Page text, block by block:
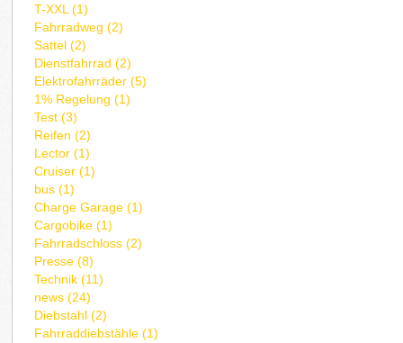
T-XXL (1)
Fahrradweg (2)
Sattel (2)
Dienstfahrrad (2)
Elektrofahrräder (5)
1% Regelung (1)
Test (3)
Reifen (2)
Lector (1)
Cruiser (1)
bus (1)
Charge Garage (1)
Cargobike (1)
Fahrradschloss (2)
Presse (8)
Technik (11)
news (24)
Diebstahl (2)
Fahrraddiebstähle (1)